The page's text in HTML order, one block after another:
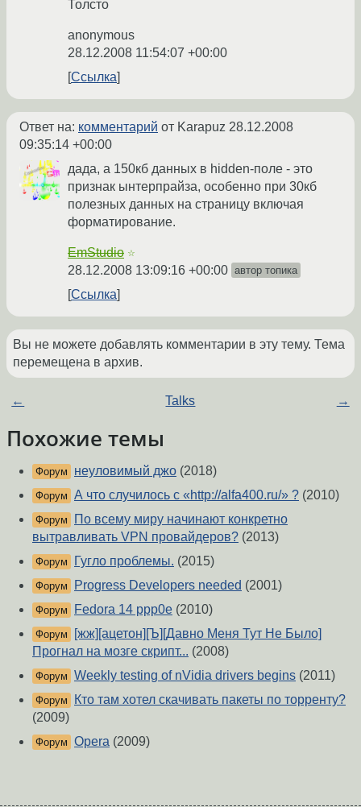
Толсто
anonymous
28.12.2008 11:54:07 +00:00
Ссылка
Ответ на: комментарий от Karapuz 28.12.2008
09:35:14 +00:00
дада, а 150кб данных в hidden-поле - это
признак ынтерпрайза, особенно при 30кб
полезных данных на страницу включая
форматирование.
EmStudio ☆
28.12.2008 13:09:16 +00:00 автор топика
Ссылка
Вы не можете добавлять комментарии в эту тему. Тема
перемещена в архив.
← Talks →
Похожие темы
Форум неуловимый джо (2018)
Форум А что случилось с «http://alfa400.ru/» ? (2010)
Форум
По всему миру начинают конкретно
вытравливать VPN провайдеров? (2013)
Форум Гугло проблемы. (2015)
Форум Progress Developers needed (2001)
Форум Fedora 14 ppp0e (2010)
Форум
[жж][ацетон][Ъ][Давно Меня Тут Не Было]
Прогнал на мозге скрипт... (2008)
Форум Weekly testing of nVidia drivers begins (2011)
Форум
Кто там хотел скачивать пакеты по торренту?
(2009)
Форум Opera (2009)